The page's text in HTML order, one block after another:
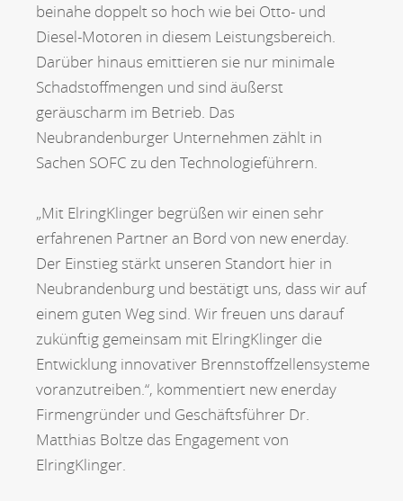
beinahe doppelt so hoch wie bei Otto- und
Diesel-Motoren in diesem Leistungsbereich.
Darüber hinaus emittieren sie nur minimale
Schadstoffmengen und sind äußerst
geräuscharm im Betrieb. Das
Neubrandenburger Unternehmen zählt in
Sachen SOFC zu den Technologieführern.
„Mit ElringKlinger begrüßen wir einen sehr
erfahrenen Partner an Bord von new enerday.
Der Einstieg stärkt unseren Standort hier in
Neubrandenburg und bestätigt uns, dass wir auf
einem guten Weg sind. Wir freuen uns darauf
zukünftig gemeinsam mit ElringKlinger die
Entwicklung innovativer Brennstoffzellensysteme
voranzutreiben.“, kommentiert new enerday
Firmengründer und Geschäftsführer Dr.
Matthias Boltze das Engagement von
ElringKlinger.